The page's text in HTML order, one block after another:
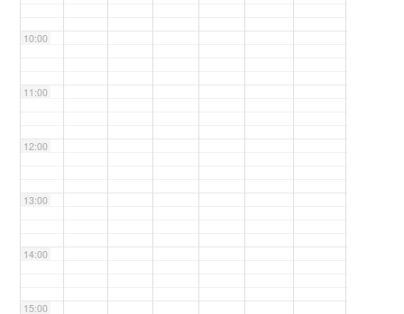
10:00
11:00
12:00
13:00
14:00
15:00